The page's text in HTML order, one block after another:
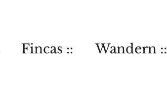
Fincas :: Wandern ::